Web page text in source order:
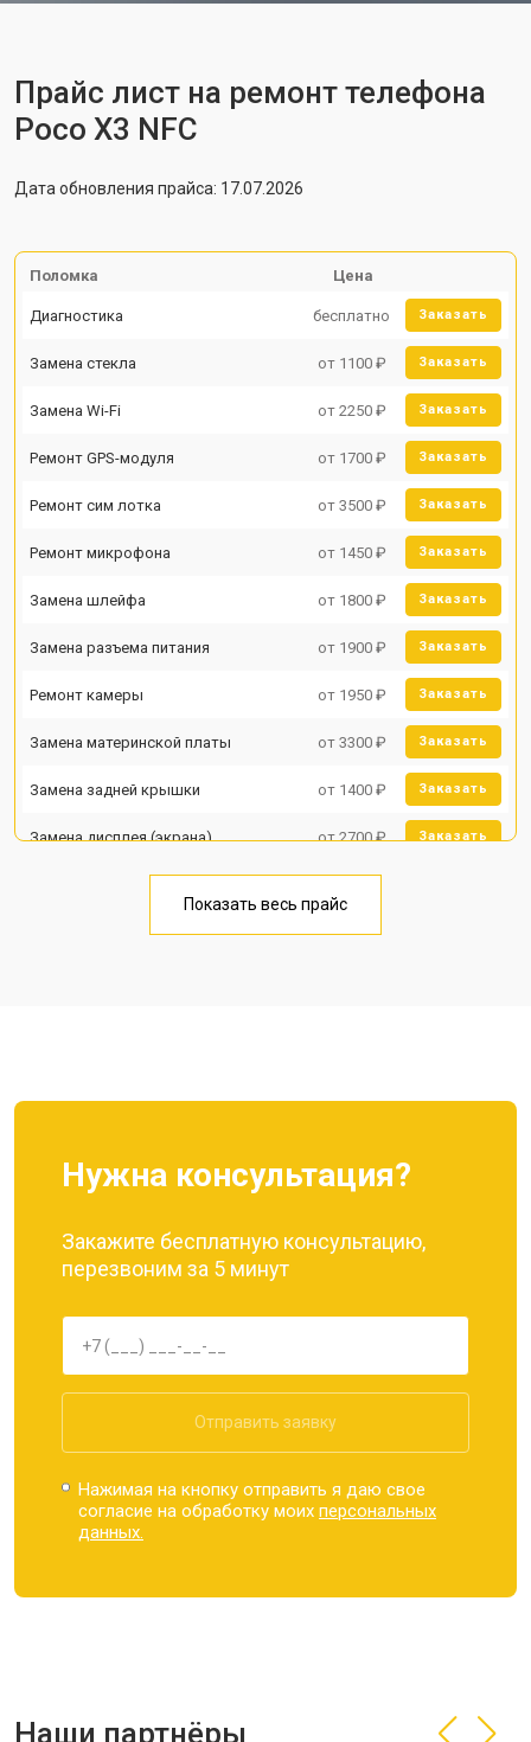
Прайс лист на ремонт телефона
Poco X3 NFC
Дата обновления прайса: 17.07.2026
Поломка Цена
Диагностика бесплатно Заказать
Замена стекла от 1100 ₽ Заказать
Замена Wi-Fi от 2250 ₽ Заказать
Ремонт GPS-модуля от 1700 ₽ Заказать
Ремонт сим лотка от 3500 ₽ Заказать
Ремонт микрофона от 1450 ₽ Заказать
Замена шлейфа от 1800 ₽ Заказать
Замена разъема питания от 1900 ₽ Заказать
Ремонт камеры от 1950 ₽ Заказать
Замена материнской платы от 3300 ₽ Заказать
Замена задней крышки от 1400 ₽ Заказать
Замена дисплея (экрана) от 2700 ₽ Заказать
Замена кнопки включения от 1750 ₽
Показать весь прайс
Нужна консультация?
Закажите бесплатную консультацию,
перезвоним за 5 минут
Отправить заявку
Нажимая на кнопку отправить я даю свое
согласие на обработку моихперсональных
данных.
Наши партнёры